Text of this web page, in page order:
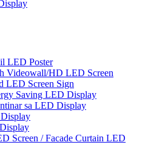
LED Poster
Videowall/HD LED Screen
LED Screen Sign
Saving LED Display
sa LED Display
Screen / Facade Curtain LED